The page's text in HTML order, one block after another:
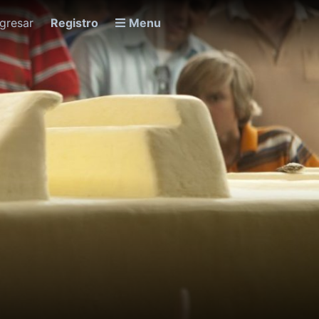
Registro Menu